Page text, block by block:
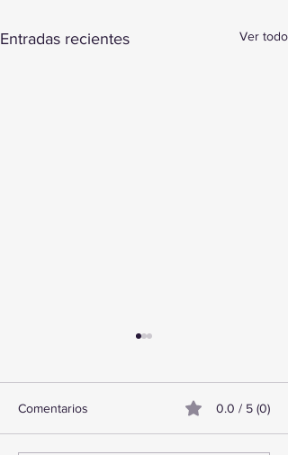
Entradas recientes Ver todo
Comentarios 0.0 / 5 (0)